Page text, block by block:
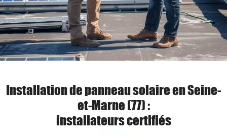
Installation de panneau solaire en Seine-
et-Marne (77) :
installateurs certifiés